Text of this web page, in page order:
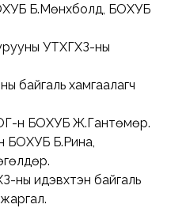
Б.Мөнхболд, БОХУБ
УТХГХЗ-ны
байгаль хамгаалагч
н БОХУБ Ж.Гантөмөр.
БОХУБ Б.Рина,
ны идэвхтэн байгаль